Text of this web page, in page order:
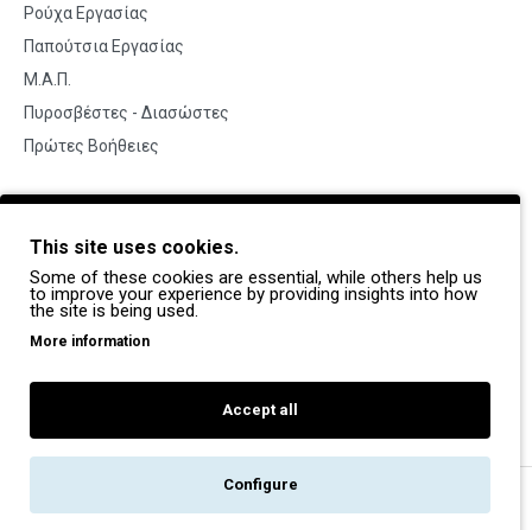
Ρούχα Εργασίας
Παπούτσια Εργασίας
Μ.Α.Π.
Πυροσβέστες - Διασώστες
Πρώτες Βοήθειες
BRANDS
Payper
Dike
Coverguard
Portwest
Exena
This site uses cookies.
Some of these cookies are essential, while others help us
to improve your experience by providing insights into how
the site is being used.
More information
Accept all
Configure